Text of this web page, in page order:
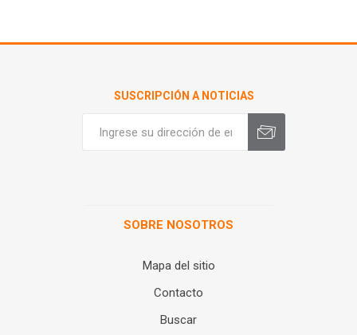
SUSCRIPCIÓN A NOTICIAS
SOBRE NOSOTROS
Mapa del sitio
Contacto
Buscar